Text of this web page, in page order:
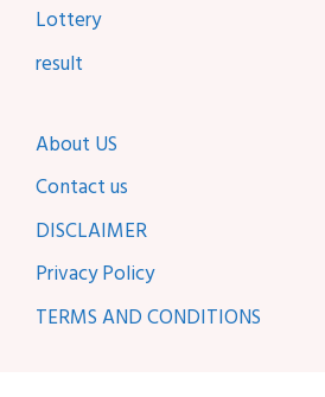
Lottery
result
About US
Contact us
DISCLAIMER
Privacy Policy
TERMS AND CONDITIONS